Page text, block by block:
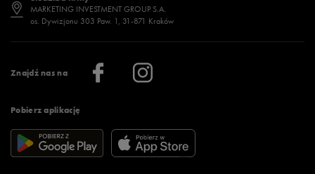
Znajdź nas na
Pobierz aplikację
Regulamin sklepu 50 style
Regulamin aplikacji 50 style
Więcej regulaminów >
Jak wybrać buty na zimę?
Więcej >
Stylizacje damskie
Sklepy stacjonarne
Klub 50 style
Praca
Informacje o firmie
MARKETING INVESTMENT GROUP S.A.
os. Dywizjonu 303 Paw. 1, 31-871 Kraków